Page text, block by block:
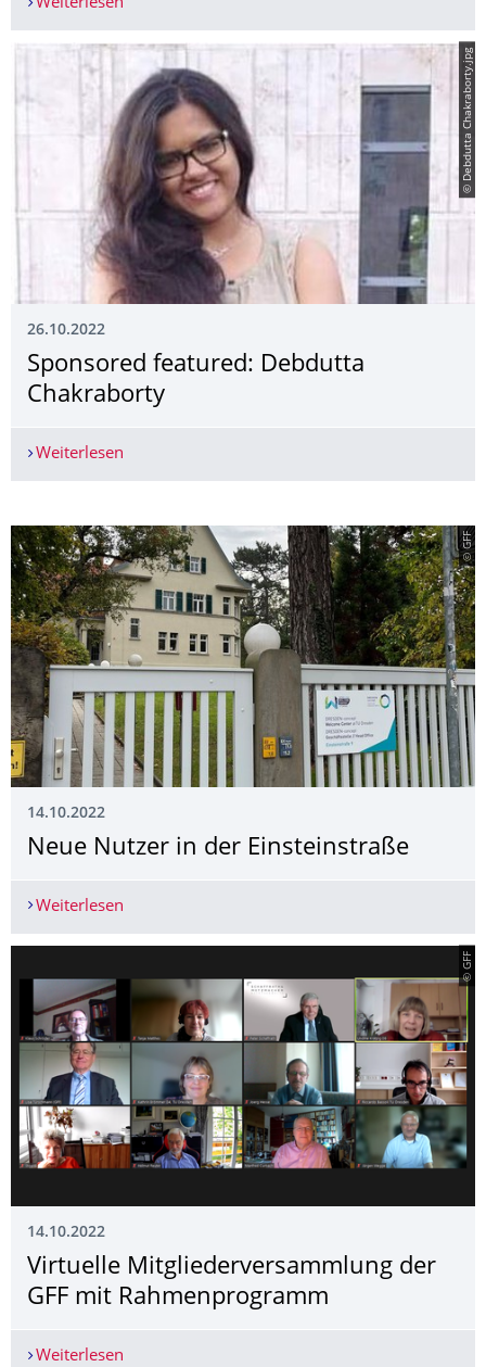
Weiterlesen
© Debdutta Chakraborty.jpg
26.10.2022
Sponsored featured: Debdutta
Chakraborty
Weiterlesen
© GFF
14.10.2022
Neue Nutzer in der Einsteinstraße
Weiterlesen
© GFF
14.10.2022
Virtuelle Mitgliederversamm­lung der
GFF mit Rahmenprogramm
Weiterlesen